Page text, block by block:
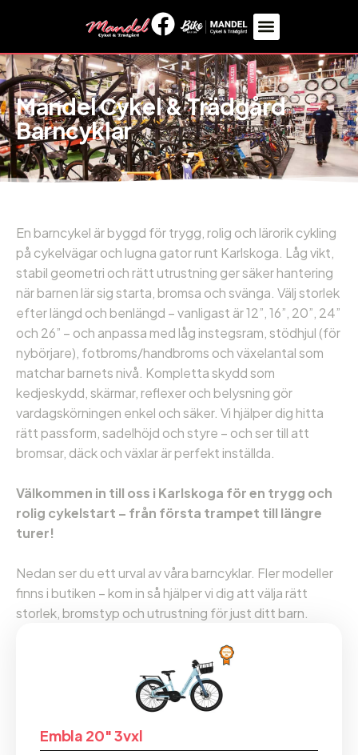
Mandel Cykel & Trädgård
Barncyklar
En barncykel är byggd för trygg, rolig och lärorik cykling
på cykelvägar och lugna gator runt Karlskoga. Låg vikt,
stabil geometri och rätt utrustning ger säker hantering
när barnen lär sig starta, bromsa och svänga. Välj storlek
efter längd och benlängd – vanligast är 12”, 16”, 20”, 24”
och 26” – och anpassa med låg instegsram, stödhjul (för
nybörjare), fotbroms/handbroms och växelantal som
matchar barnets nivå. Kompletta skydd som
kedjeskydd, skärmar, reflexer och belysning gör
vardagskörningen enkel och säker. Vi hjälper dig hitta
rätt passform, sadelhöjd och styre – och ser till att
bromsar, däck och växlar är perfekt inställda.
Välkommen in till oss i Karlskoga för en trygg och
rolig cykelstart – från första trampet till längre
turer!
Nedan ser du ett urval av våra barncyklar. Fler modeller
finns i butiken – kom in så hjälper vi dig att välja rätt
storlek, bromstyp och utrustning för just ditt barn.
Embla 20″ 3vxl